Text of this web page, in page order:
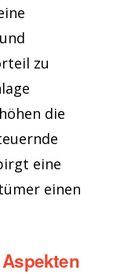
zu
die
eine
einen